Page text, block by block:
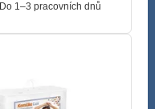
Do 1–3 pracovních dnů